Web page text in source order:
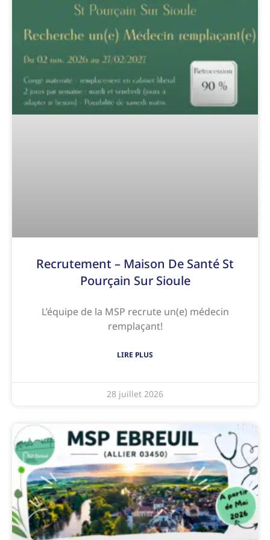
Recrutement – Maison De Santé St
Pourçain Sur Sioule
L’équipe de la MSP recrute un(e) médecin
remplaçant!
LIRE PLUS
28 juillet 2026